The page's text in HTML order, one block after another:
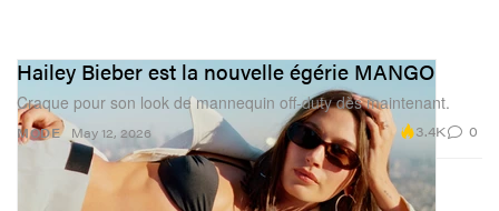
MODE
Hailey Bieber est la nouvelle égérie MANGO
Craque pour son look de mannequin off-duty dès maintenant.
May 12, 2026 3.4K 0